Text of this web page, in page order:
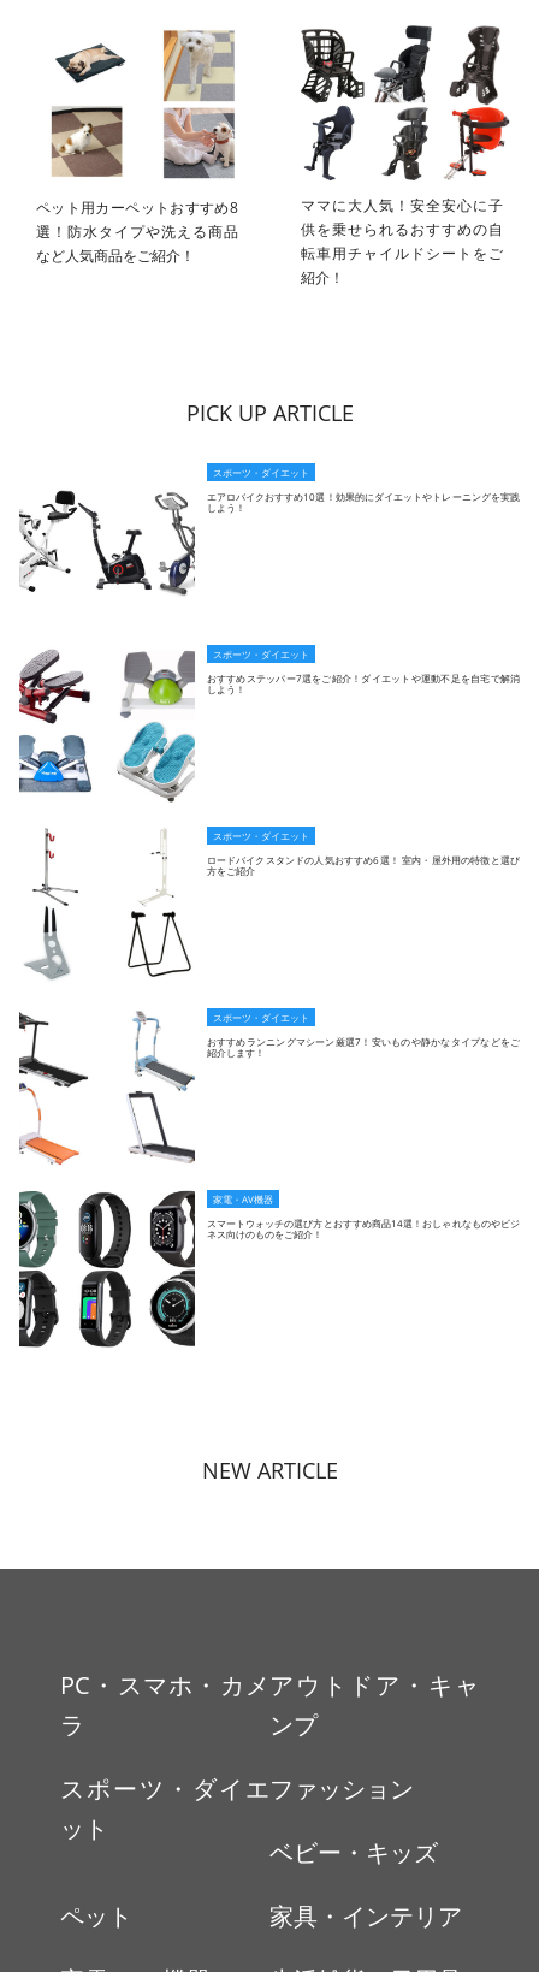
ペット用カーペットおすすめ8
選！防水タイプや洗える商品
など人気商品をご紹介！
ママに大人気！安全安心に子
供を乗せられるおすすめの自
転車用チャイルドシートをご
紹介！
PICK UP ARTICLE
スポーツ・ダイエット
エアロバイクおすすめ10選！効果的にダイエットやトレーニングを実践
しよう！
スポーツ・ダイエット
おすすめステッパー7選をご紹介！ダイエットや運動不足を自宅で解消
しよう！
スポーツ・ダイエット
ロードバイクスタンドの人気おすすめ6選！ 室内・屋外用の特徴と選び
方をご紹介
スポーツ・ダイエット
おすすめランニングマシーン厳選7！安いものや静かなタイプなどをご
紹介します！
家電・AV機器
スマートウォッチの選び方とおすすめ商品14選！おしゃれなものやビジ
ネス向けのものをご紹介！
NEW ARTICLE
PC・スマホ・カメ
ラ
アウトドア・キャ
ンプ
スポーツ・ダイエ
ット
ファッション
ベビー・キッズ
ペット
家具・インテリア